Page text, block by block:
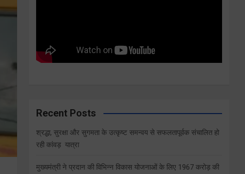
Recent Posts
श्रद्धा, सुरक्षा और सुगमता के उत्कृष्ट समन्वय से सफलतापूर्वक संचालित हो
रही कांवड़ यात्रा
मुख्यमंत्री ने प्रदान की विभिन्न विकास योजनाओं के लिए 1967 करोड़ की